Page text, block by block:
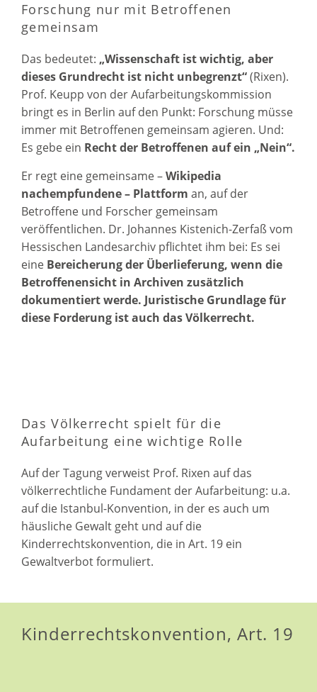
Forschung nur mit Betroffenen
gemeinsam
Das bedeutet: „Wissenschaft ist wichtig, aber
dieses Grundrecht ist nicht unbegrenzt“(Rixen).
Prof. Keupp von der Aufarbeitungskommission
bringt es in Berlin auf den Punkt: Forschung müsse
immer mit Betroffenen gemeinsam agieren. Und:
Es gebe ein Recht der Betroffenen auf ein „Nein“.
Er regt eine gemeinsame –Wikipedia
nachempfundene – Plattform an, auf der
Betroffene und Forscher gemeinsam
veröffentlichen. Dr. Johannes Kistenich-Zerfaß vom
Hessischen Landesarchiv pflichtet ihm bei: Es sei
eine Bereicherung der Überlieferung, wenn die
Betroffenensicht in Archiven zusätzlich
dokumentiert werde. Juristische Grundlage für
diese Forderung ist auch das Völkerrecht.
Das Völkerrecht spielt für die
Aufarbeitung eine wichtige Rolle
Auf der Tagung verweist Prof. Rixen auf das
völkerrechtliche Fundament der Aufarbeitung: u.a.
auf die Istanbul-Konvention, in der es auch um
häusliche Gewalt geht und auf die
Kinderrechtskonvention, die in Art. 19 ein
Gewaltverbot formuliert.
Kinderrechtskonvention, Art. 19